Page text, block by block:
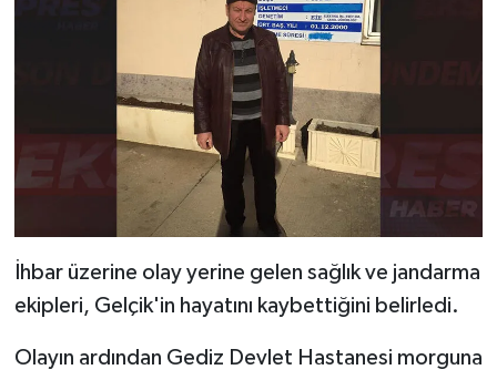
İhbar üzerine olay yerine gelen sağlık ve jandarma
ekipleri, Gelçik'in hayatını kaybettiğini belirledi.
Olayın ardından Gediz Devlet Hastanesi morguna